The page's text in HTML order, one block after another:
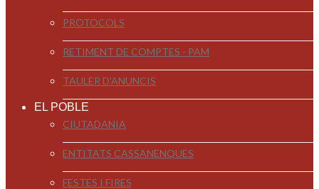
PROTOCOLS
RETIMENT DE COMPTES - PAM
TAULER D'ANUNCIS
EL POBLE
CIUTADANIA
ENTITATS CASSANENQUES
FESTES I FIRES